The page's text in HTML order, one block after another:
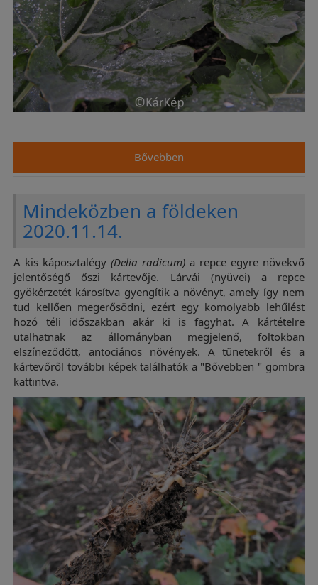
Bővebben
Mindeközben a földeken
2020.11.14.
A kis káposztalégy(Delia radicum) a repce egyre növekvő
jelentőségő őszi kártevője. Lárvái (nyüvei) a repce
gyökérzetét károsítva gyengítik a növényt, amely így nem
tud kellően megerősödni, ezért egy komolyabb lehűlést
hozó téli időszakban akár ki is fagyhat. A kártételre
utalhatnak az állományban megjelenő, foltokban
elszíneződött, antociános növények. A tünetekről és a
kártevőről további képek találhatók a "Bővebben " gombra
kattintva.